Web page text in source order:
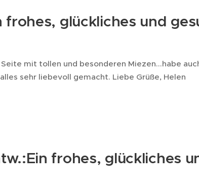
frohes, glückliches und
mit tollen und besonderen Miezen...habe
sehr liebevoll gemacht. Liebe Grüße, Helen
frohes, glückliches